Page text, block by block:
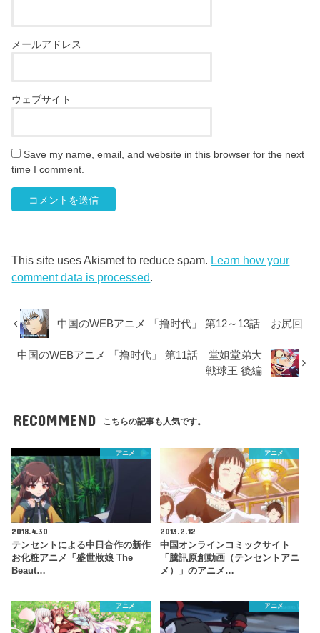
メールアドレス
ウェブサイト
Save my name, email, and website in this browser for the next
time I comment.
This site uses Akismet to reduce spam. Learn how your
comment data is processed.
中国のWEBアニメ 「撸时代」 第12～13話 お尻回
中国のWEBアニメ 「撸时代」 第11話 堂姐堂弟大
戦球王 後編
RECOMMEND こちらの記事も人気です。
アニメ
2018.4.30
テンセントによる中日合作の新作
お化粧アニメ「盛世妝娘 The
Beaut…
アニメ
2013.2.12
中国オンラインコミックサイト
「騰訊原創動画（テンセントアニ
メ）」のアニメ…
アニメ アニメ